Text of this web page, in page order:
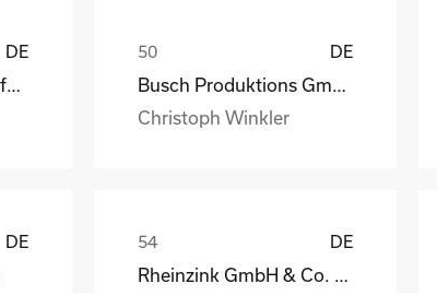
DE DE
Christoph Winkler
DE DE